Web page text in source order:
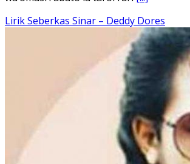
Ena’o natola ukhamoHaga mbawa ba
khomoUohe ia ube bangaimo Ena’o
Lirik Lagu FAFOFA Ciptaan Fajar Halawa